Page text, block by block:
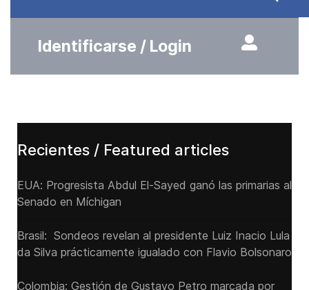
Identificarse / Login
Recientes / Featured articles
EUA: Progresista Abdul El-Sayed ganó las primarias al
Senado ‌en Míchigan
Brasil: Sondeos revelan al presidente Luiz Inacio Lula
da Silva prácticamente igualado con Flavio Bolsonaro
Colombia: Gestión de Gustavo Petro marcada por